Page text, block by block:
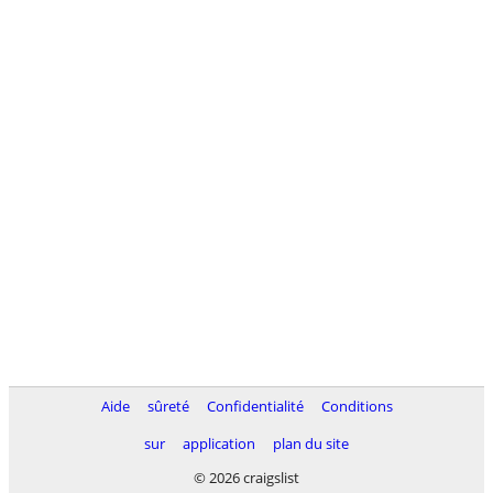
Aide sûreté Confidentialité
Conditions
sur
application
plan du site
© 2026 craigslist